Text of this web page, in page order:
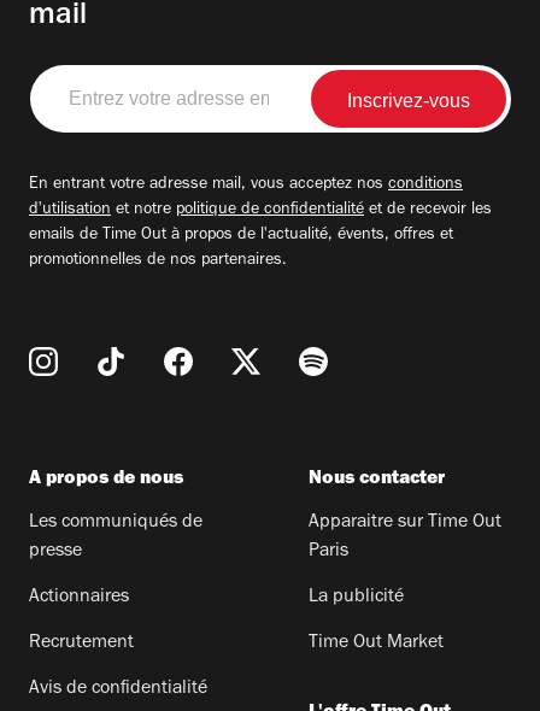
mail
Entrez
votre
adresse
En entrant votre adresse mail, vous acceptez nos conditions
d'utilisation et notre politique de confidentialité et de recevoir les
emails de Time Out à propos de l'actualité, évents, offres et
promotionnelles de nos partenaires.
A propos de nous
Les communiqués de
presse
Actionnaires
Recrutement
Avis de confidentialité
Nous contacter
Apparaitre sur Time Out
Paris
La publicité
Time Out Market